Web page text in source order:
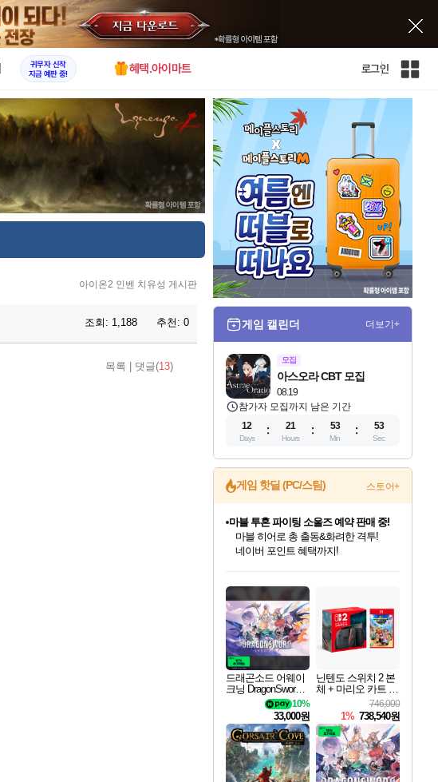
X
귀무자 신작
지금 예판 중!
혜택.아이마트 로그인
인
아이온2 인벤 치유성 게시판
조회: 1,188 추천: 0
목록 댓글(13)
게임 캘린더 더보기+
모집
08.19
아스오라 CBT 모집
참가자 모집까지 남은 기간
12
Days
21
Hours
53
Min
52
Sec
게임 핫딜 (PC/스팀) 스토어+
네이버혜택과 함께 만나보세요!
50%할인&추가 적립까지!
이니&베니 혜택까지!
네이버 혜택가와 함께 예약하세요!
할인&네이버혜택으로 만나보세요!
네이버페이 혜택과 만나보세요!
40주년 프로모션으로 만나보세요!
마블 투혼 파이팅 소울즈 예약 판매 중!
마블 히어로 총 출동&화려한 격투!
네이버 포인트 혜택까지!
캡콤 프렌차이즈 할인 진행 중!
몬헌, 바하 등 인기 IP를
일부 에디션 상시 할인!
혜택으로 예약 판매 중
편안하게 충전하세요
드래곤소드 어웨이
크닝 DragonSword A
10%
33,000원
닌텐도 스위치 2 본
체 + 마리오 카트 월
746,000
1% 738,540원